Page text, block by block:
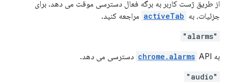
از طریق ژست کاربر به برگه فعال دسترسی موقت می دهد. برای
جزئیات، به activeTab مراجعه کنید.
"alarms"
به chrome.alarms API دسترسی می دهد.
"audio"